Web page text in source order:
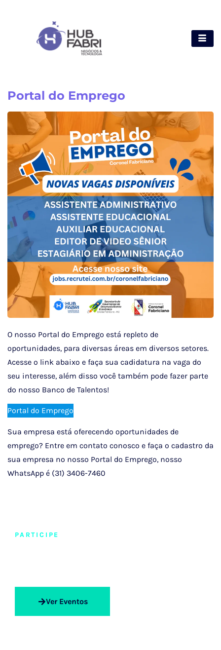
Portal do Emprego
O nosso Portal do Emprego está repleto de
oportunidades, para diversas áreas em diversos setores.
Acesse o link abaixo e faça sua cadidatura na vaga do
seu interesse, além disso você também pode fazer parte
do nosso Banco de Talentos!
Portal do Emprego
Sua empresa está oferecendo oportunidades de
emprego? Entre em contato conosco e faça o cadastro da
sua empresa no nosso Portal do Emprego, nosso
WhatsApp é (31) 3406-7460
PARTICIPE
Ver Eventos